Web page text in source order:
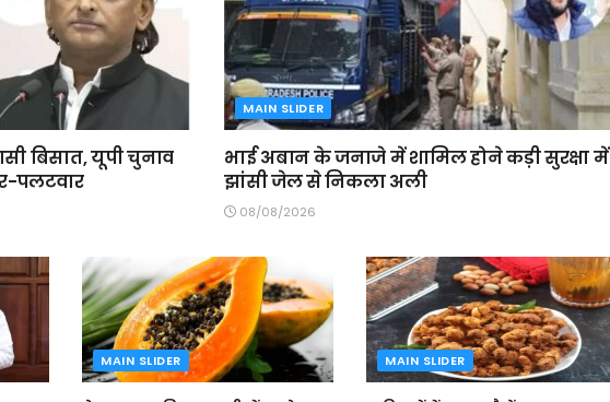
बिसात, यूपी चुनाव
पलटवार
MAIN SLIDER
भाई अबान के जनाजे में शामिल होने कड़ी सुरक्षा में
झांसी जेल से निकला अली
08/08/2026
MAIN SLIDER MAIN SLIDER